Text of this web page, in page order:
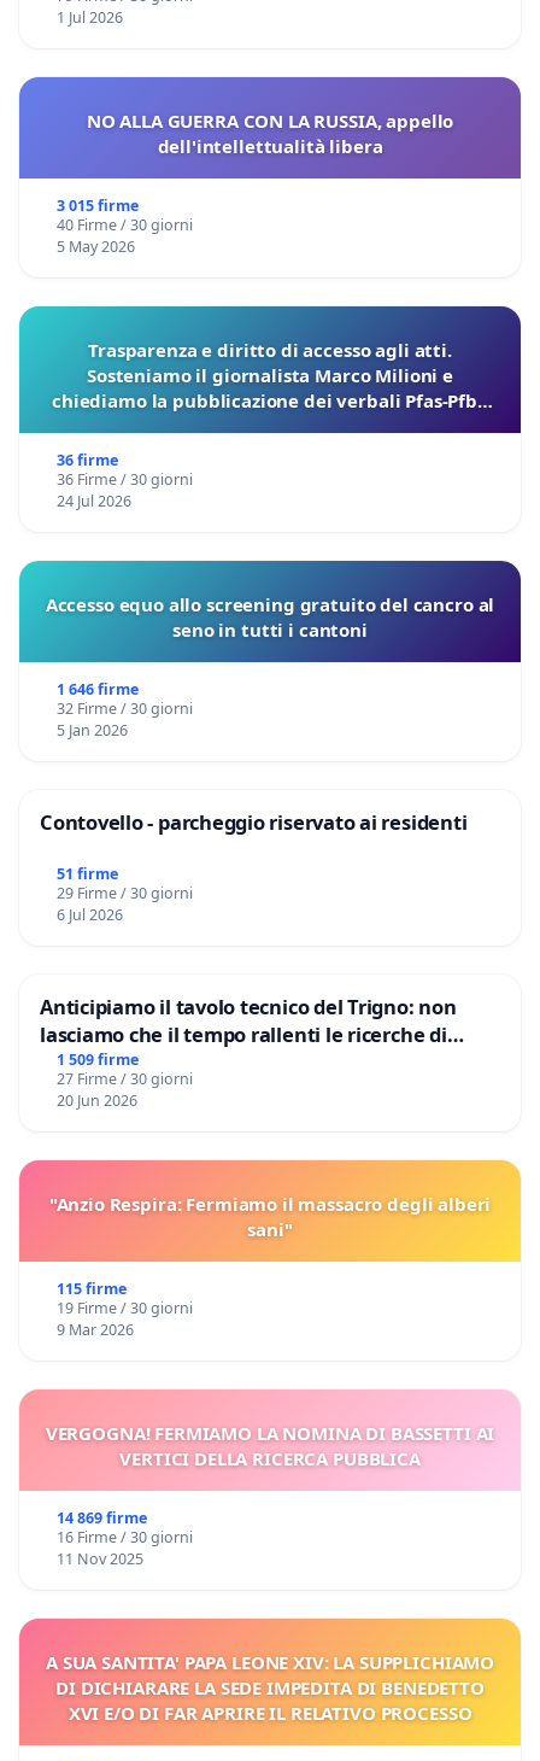
1 Jul 2026
NO ALLA GUERRA CON LA RUSSIA, appello
dell'intellettualità libera
3 015 firme
40 Firme / 30 giorni
5 May 2026
Trasparenza e diritto di accesso agli atti.
Sosteniamo il giornalista Marco Milioni e
chiediamo la pubblicazione dei verbali Pfas-Pfba
36 firme
36 Firme / 30 giorni
24 Jul 2026
Accesso equo allo screening gratuito del cancro al
seno in tutti i cantoni
1 646 firme
32 Firme / 30 giorni
5 Jan 2026
Contovello - parcheggio riservato ai residenti
51 firme
29 Firme / 30 giorni
6 Jul 2026
Anticipiamo il tavolo tecnico del Trigno: non
lasciamo che il tempo rallenti le ricerche di
Domenico Racanati
1 509 firme
27 Firme / 30 giorni
20 Jun 2026
"Anzio Respira: Fermiamo il massacro degli alberi
sani"
115 firme
19 Firme / 30 giorni
9 Mar 2026
VERGOGNA! FERMIAMO LA NOMINA DI BASSETTI AI
VERTICI DELLA RICERCA PUBBLICA
14 869 firme
16 Firme / 30 giorni
11 Nov 2025
A SUA SANTITA' PAPA LEONE XIV: LA SUPPLICHIAMO
DI DICHIARARE LA SEDE IMPEDITA DI BENEDETTO
XVI E/O DI FAR APRIRE IL RELATIVO PROCESSO